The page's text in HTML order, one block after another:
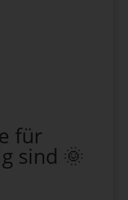
für
sind 🌞